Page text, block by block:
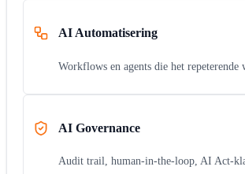
AI Automatisering
Workflows en agents die het repeterende
AI Governance
Audit trail, human-in-the-loop, AI Act-